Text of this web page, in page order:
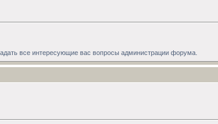
все интересующие вас вопросы администрации форума.